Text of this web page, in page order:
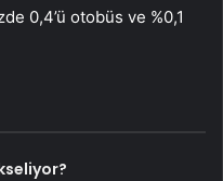
0,4’ü otobüs ve %0,1